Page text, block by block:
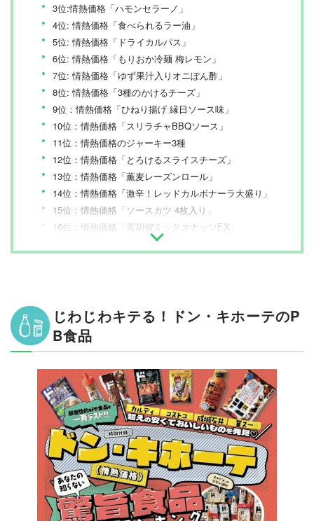
3位:情熱価格「ハモンセラーノ」
4位: 情熱価格「食べられるラー油」
5位: 情熱価格「ドライカルパス」
6位: 情熱価格「もりおか冷麺 梅レモン」
7位: 情熱価格「ゆず果汁入りオニぽん酢」
8位: 情熱価格「3種のかけるチーズ」
9位：情熱価格「ひねり揚げ 縁日ソース味」
10位：情熱価格「スリラチャBBQソース」
11位：情熱価格のジャーキー3種
12位：情熱価格「とろけるスライスチーズ」
13位：情熱価格「薫麦レーズンロール」
14位：情熱価格「激辛！レッドカルボナーラ大盛り」
15位：情熱価格「ソースカツ 4枚入り」
16位：情熱価格「黒胡椒ミックスナッツEX」
17位：情熱価格「ロース生ハム」
21位：情熱価格「しいたけスナック」
22位：情熱価格「芋けんぴ」
23位：情熱価格「サラダチキンハーブ」
25位：情熱価格「もりおか冷麺 激辛くん」
26位：情熱価格「アーモンド小魚 大満足パック」
27位：情熱価格「薫麦（くんばく）6枚切」
28位：情熱価格「オイルサーディン」
29位：情熱価格「鮭フレーク」
30位：情熱価格「黒ごまきな粉」
31位：情熱価格「焼ほしいも」
32位：情熱価格「マルゲリータピザ」
33位：情熱価格「ベビーチーズ 明太子風味」
じわじわキテる！ドン・キホーテのP
B食品